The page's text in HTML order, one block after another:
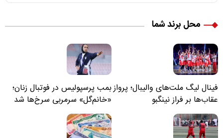
محل برند شما
فینال لیگ ملت‌های والیبال؛ پرواز
عقاب‌ها بر فراز نینگبو
بمب پرسپولیس در فوتبال زنان؛
«خانم‌گل» سرمربی سرخ‌ها شد